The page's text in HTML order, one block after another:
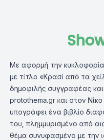
Με αφορμή την
με τίτλο «Κρασί από τα
δημοφιλής συγγραφέας
protothema.gr και στον
υπογράφει ένα βιβλίο
του, πλημμυρισμένο από
θέμα συνυφασμένο με την